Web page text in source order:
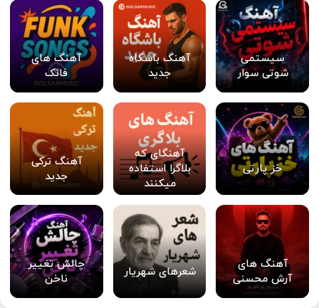
سیستمی
شوتی سوار
آهنگ باشگاه
جدید
آهنگ های
فانک
خز پارتی
آهنگای که
بلاگرا استفاده
میکنند
آهنگ ترکی
جدید
آهنگ های
آرش محسنی
شعرهای شهریار
چالش تغییر
ناخن